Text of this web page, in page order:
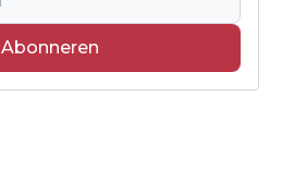
Abonneren